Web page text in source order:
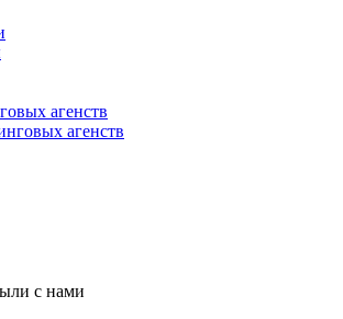
агенств
агенств
с нами